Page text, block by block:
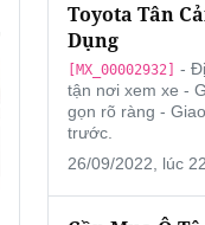
Toyota Tân
Dụng
[MX_00002932]
-
tận nơi xem xe -
gọn rõ ràng -
trước.
26/09/2022, lúc